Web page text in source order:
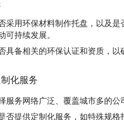
采用环保材料制作托盘，以及
可持续发展。
具备相关的环保认证和资质，以
化服务
服务网络广泛、覆盖城市多的
否提供定制化服务，如特殊规